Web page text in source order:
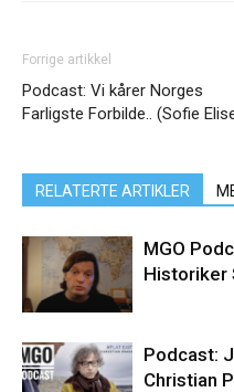
Forrige artikkel
Podcast: Vi kårer Norges
Farligste Forbilde.. (Sofie
RELATERTE ARTIKLER
MGO
Historiker
Podcast:
Christian